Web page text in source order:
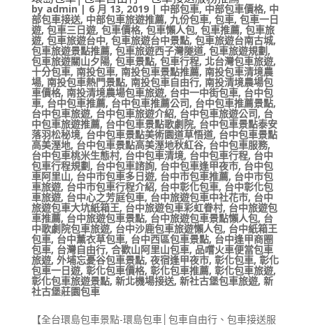
by admin| 6 月 13, 2019| 中部包車, 中部包車價格, 中
部包車接送, 中部包車旅遊推薦, 九份包車, 包車, 包車一日
遊, 包車三日遊, 包車價格, 包車懶人包, 包車推薦, 包車旅
遊, 包車旅遊台中, 包車旅遊台中景點, 包車旅遊台南古城,
包車旅遊景點推薦, 包車旅遊西子灣隧道, 包車旅遊規劃,
包車旅遊關山夕陽, 包車景點, 包車行程, 北台灣包車旅遊,
十分包車, 南投包車, 南投包車景點推薦, 南投包車清境農
場, 南投包車熱門景點, 南投包車自由行, 南投清境農場包
車價格, 南投清境農場包車旅遊, 台中一中街包車, 台中包
車, 台中包車推薦, 台中包車推薦公司, 台中包車推薦景點,
台中包車旅遊, 台中包車旅遊介紹, 台中包車旅遊公司, 台
中包車旅遊推薦, 台中包車景點歌劇院, 台中包車景點泰安
落羽松秘境, 台中包車景點美術園道草悟道, 台中包車景點
高美溼地, 台中包車景點高美溼地秋紅谷, 台中包車服務,
台中包車桃米生態村, 台中包車清境, 台中包車行程, 台中
包車行程規劃, 台中包車諮詢, 台中包車逢甲夜市, 台中包
車阿里山, 台中市包車多日遊, 台中市包車推薦, 台中市包
車旅遊, 台中市包車行程介紹, 台中彰化包車, 台中彰化包
車旅遊, 台中心之芳庭包車, 台中旅遊包車中社花市, 台中
旅遊包車大坑紙箱王, 台中旅遊包車彩虹眷村, 台中旅遊包
車推薦, 台中旅遊包車景點, 台中旅遊包車景點懶人包, 台
中歌劇院包車旅遊, 台中沙鹿包車旅遊懶人包, 台中紙箱王
包車, 台中薰衣草包車, 台中西區包車景點, 台中逢甲商圈
包車, 台灣自由行, 合歡山阿里山包車, 品嚐火車便當包車
旅遊, 外埔忘憂谷包車景點, 夜宿逢甲夜市, 彰化包車, 彰化
包車一日遊, 彰化包車價格, 彰化包車推薦, 彰化包車旅遊,
彰化包車旅遊景點, 新北機場接送, 新社古堡包車旅遊, 新
社古堡莊園包車
【全台環島包車景點-環島包車│包車自由行、包車接送服